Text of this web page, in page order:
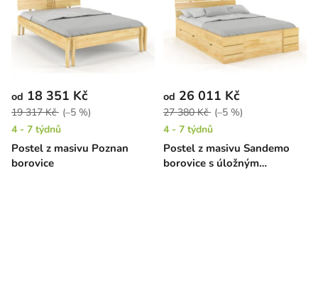
Postel z masivu Poznan
borovice
od 18 351 Kč
19 317 Kč (–5 %)
4 - 7 týdnů
Postel z masivu Sandemo
borovice s úložným
od 26 011 Kč
27 380 Kč (–5 %)
4 - 7 týdnů